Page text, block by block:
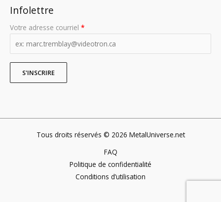
Infolettre
Votre adresse courriel *
Tous droits réservés © 2026 MetalUniverse.net
FAQ
Politique de confidentialité
Conditions d’utilisation